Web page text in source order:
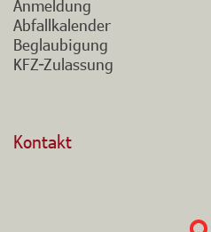
Ummeldung
Anmeldung
Abfallkalender